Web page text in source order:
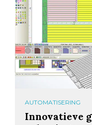
AUTOMATISERING
Innovatieve